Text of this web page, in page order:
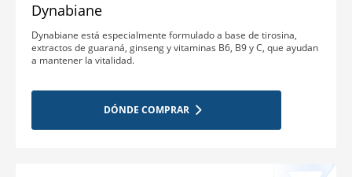
Dynabiane
Dynabiane está especialmente formulado a base de tirosina,
extractos de guaraná, ginseng y vitaminas B6, B9 y C, que ayudan
a mantener la vitalidad.
DÓNDE COMPRAR